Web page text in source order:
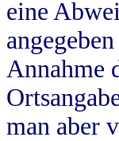
eine
Annahme
man aber